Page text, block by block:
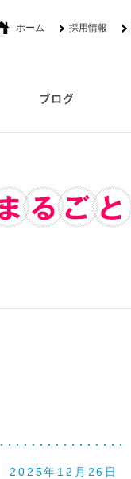
ホーム 採用情報
2025年12月26日